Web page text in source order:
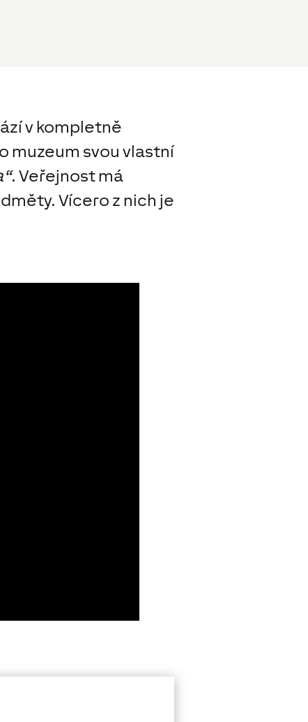
v kompletně
muzeum svou vlastní
. Veřejnost má
Vícero z nich je